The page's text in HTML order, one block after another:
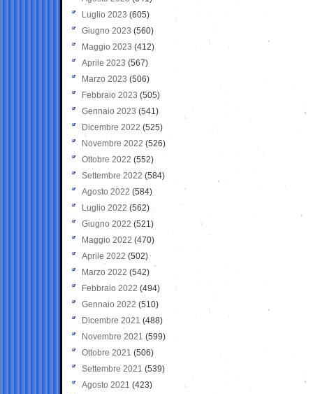
Luglio 2023 (605)
Giugno 2023 (560)
Maggio 2023 (412)
Aprile 2023 (567)
Marzo 2023 (506)
Febbraio 2023 (505)
Gennaio 2023 (541)
Dicembre 2022 (525)
Novembre 2022 (526)
Ottobre 2022 (552)
Settembre 2022 (584)
Agosto 2022 (584)
Luglio 2022 (562)
Giugno 2022 (521)
Maggio 2022 (470)
Aprile 2022 (502)
Marzo 2022 (542)
Febbraio 2022 (494)
Gennaio 2022 (510)
Dicembre 2021 (488)
Novembre 2021 (599)
Ottobre 2021 (506)
Settembre 2021 (539)
Agosto 2021 (423)